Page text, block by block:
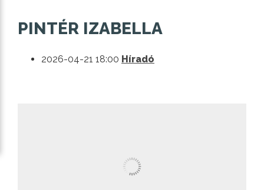
PINTÉR IZABELLA
2026-04-21 18:00 Híradó